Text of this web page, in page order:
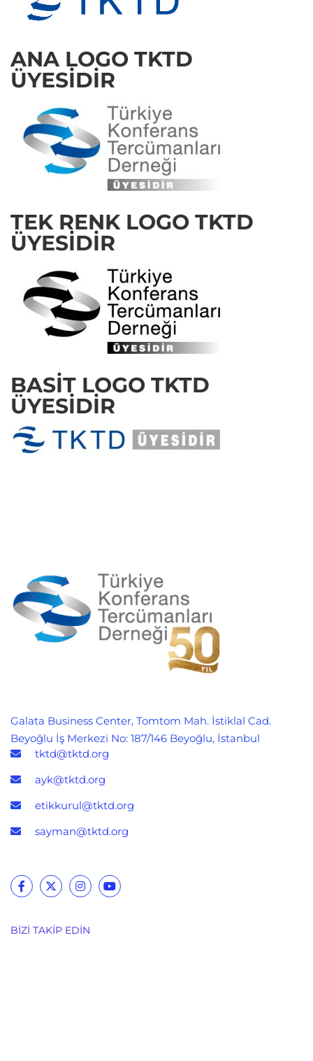
ANA LOGO TKTD
ÜYESIDIR
TEK RENK LOGO TKTD
ÜYESIDIR
BASIT LOGO TKTD
ÜYESIDIR
Galata Business Center, Tomtom Mah. İstiklal Cad.
Beyoğlu İş Merkezi No: 187/146 Beyoğlu, İstanbul
tktd@tktd.org
ayk@tktd.org
etikkurul@tktd.org
sayman@tktd.org
BIZI TAKIP EDIN